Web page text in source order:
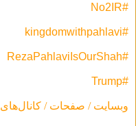
#No2IR
#kingdomwithpahlavi
#RezaPahlaviIsOurShah​
#Trump
وبسایت / صفحات /